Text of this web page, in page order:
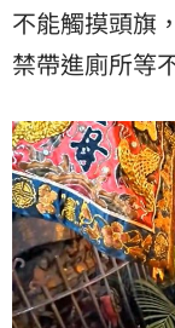
不能觸摸頭旗
禁帶進廁所等